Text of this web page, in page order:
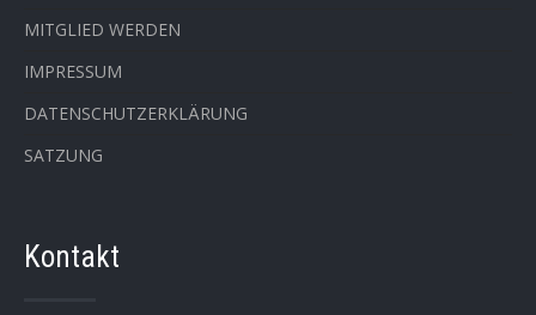
MITGLIED WERDEN
IMPRESSUM
DATENSCHUTZERKLÄRUNG
SATZUNG
Kontakt